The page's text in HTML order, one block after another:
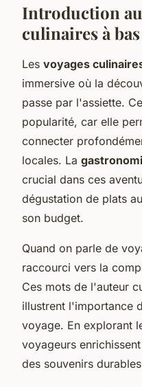
Introduction
culinaires à
Les voyages
immersive où la
passe par l'assiette.
popularité, car elle
connecter
locales. La
crucial dans ces
dégustation de plats
son budget.
Quand on parle de
raccourci vers la
Ces mots de l'auteur
illustrent l'importance
voyage. En explorant
voyageurs
des souvenirs